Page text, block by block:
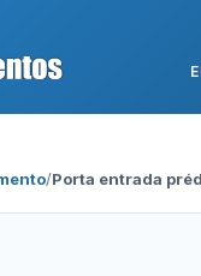
/Porta entrada